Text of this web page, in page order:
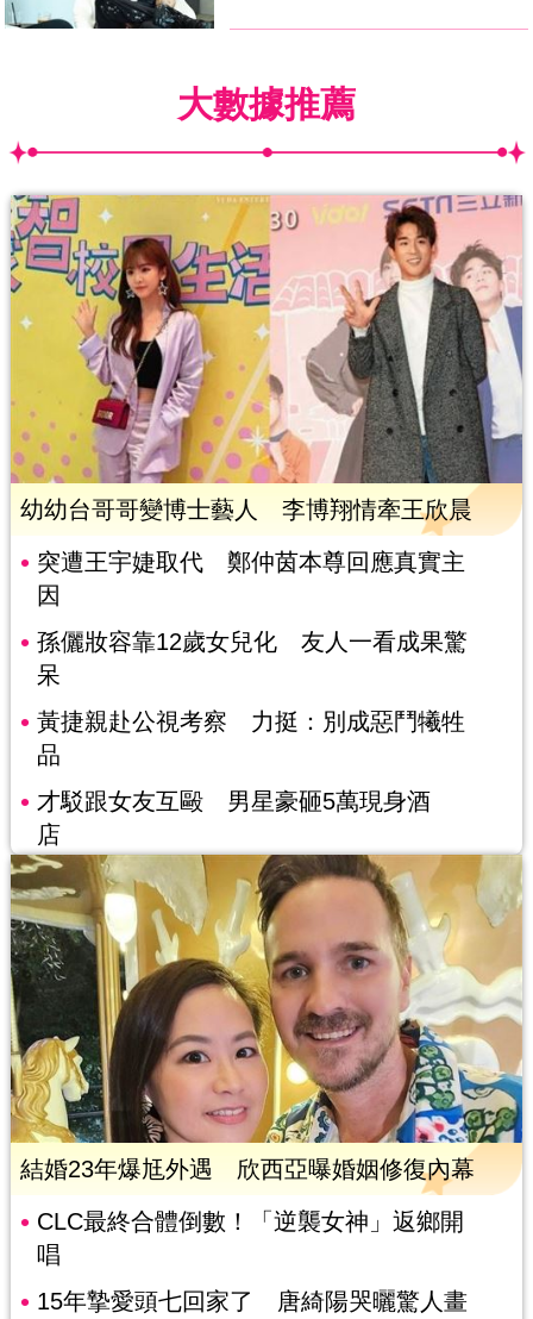
大數據推薦
幼幼台哥哥變博士藝人 李博翔情牽王欣晨
突遭王宇婕取代 鄭仲茵本尊回應真實主
因
孫儷妝容靠12歲女兒化 友人一看成果驚
呆
黃捷親赴公視考察 力挺：別成惡鬥犧牲
品
才駁跟女友互毆 男星豪砸5萬現身酒
店
結婚23年爆尪外遇 欣西亞曝婚姻修復內幕
CLC最終合體倒數！「逆襲女神」返鄉開
唱
15年摯愛頭七回家了 唐綺陽哭曬驚人畫